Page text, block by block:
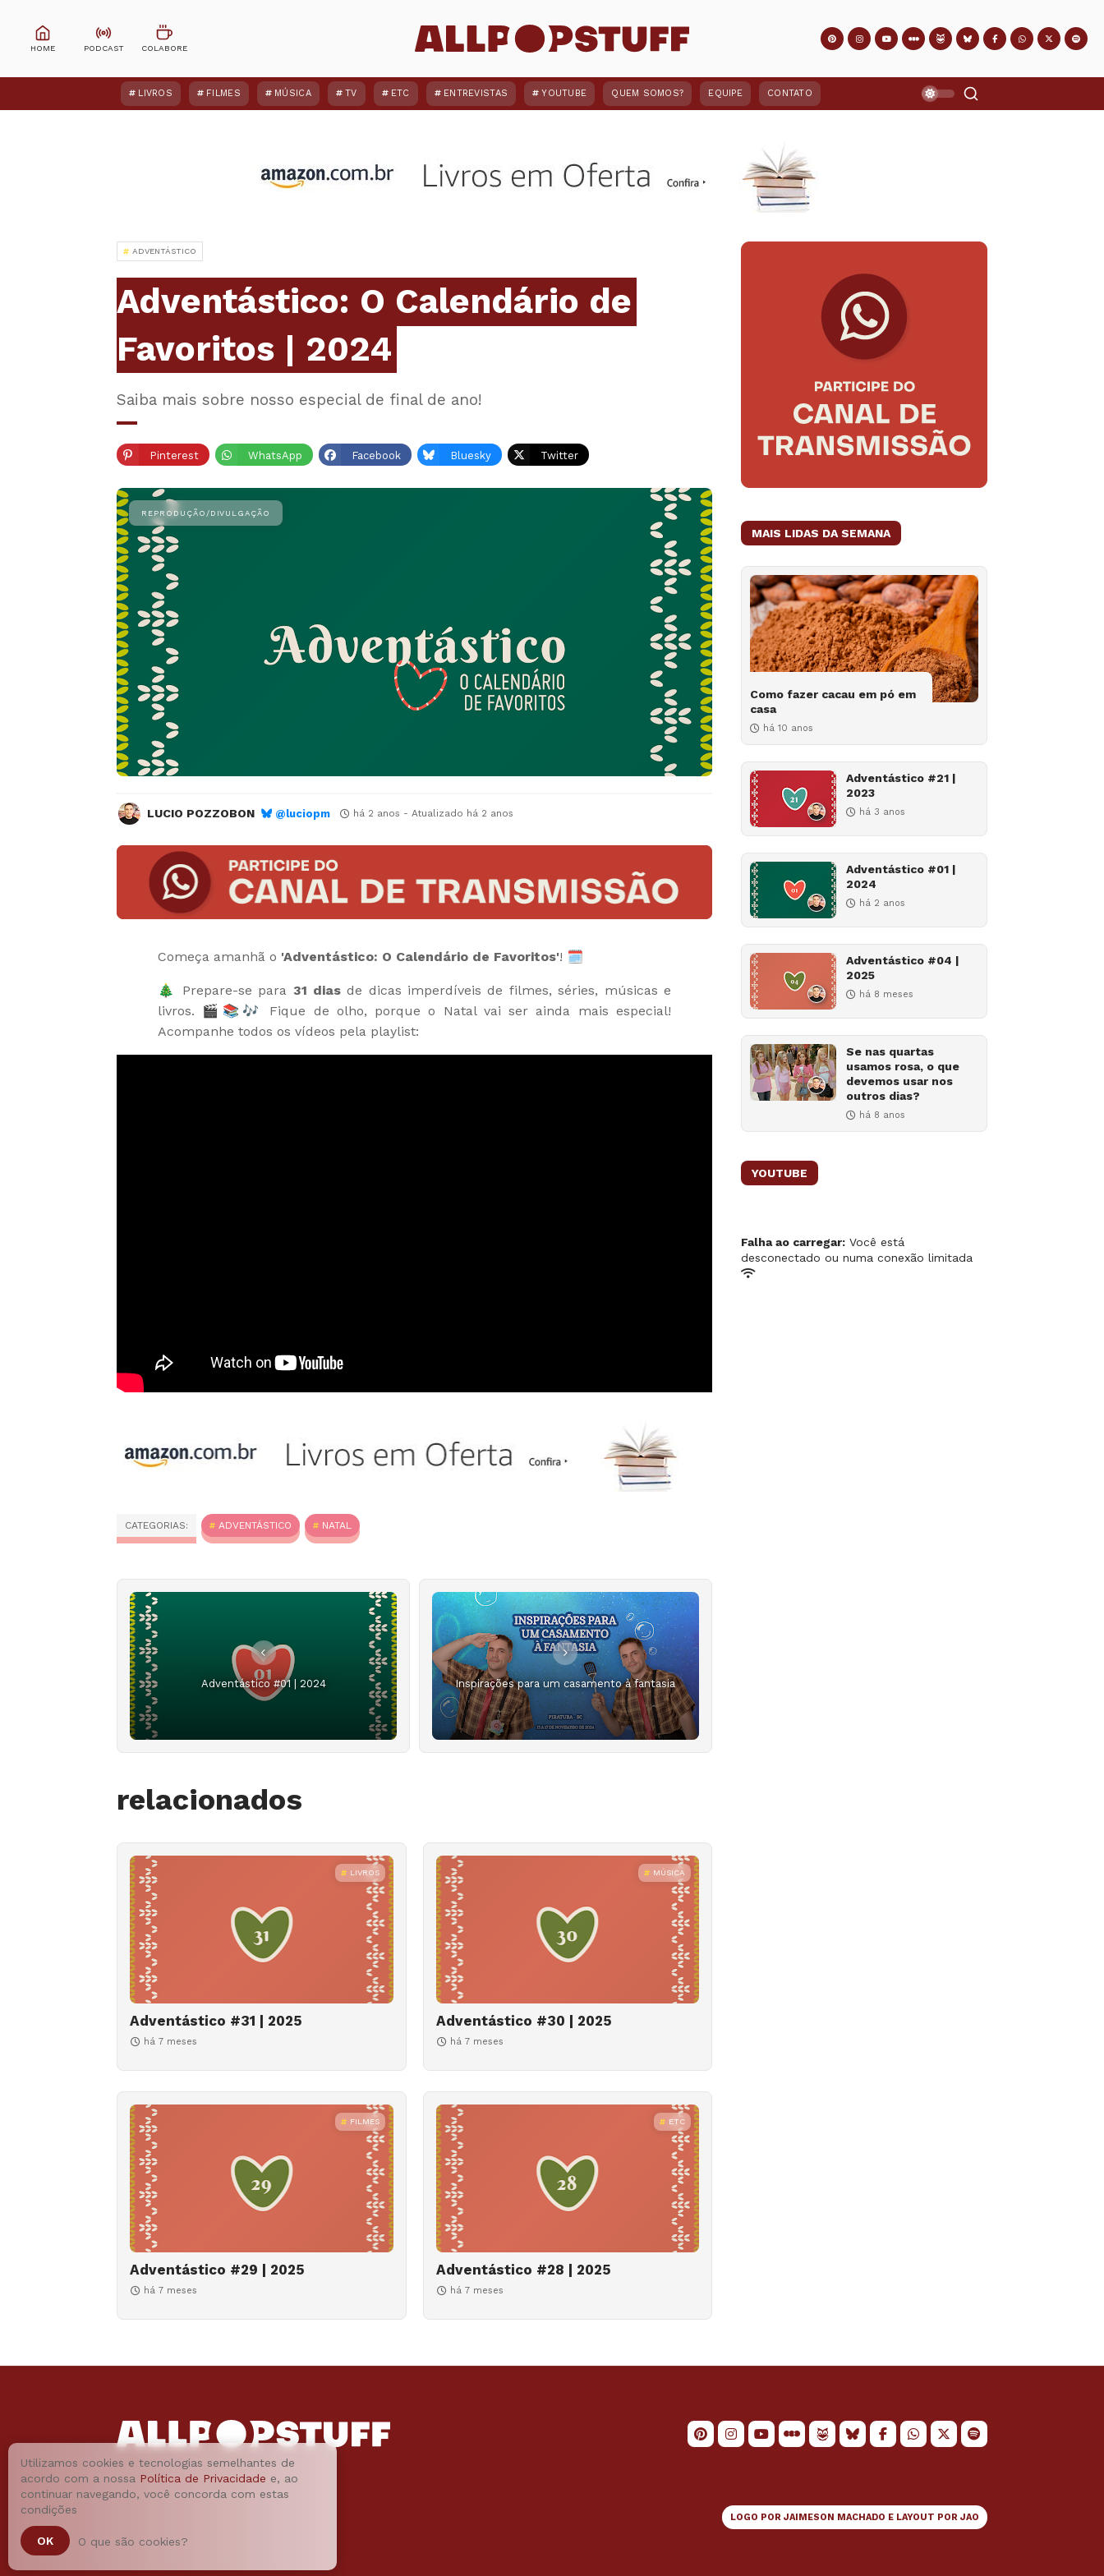
LIVROS FILMES MÚSICA TV ETC ENTREVISTAS YOUTUBE QUEM SOMOS? EQUIPE CONTATO
ADVENTÁSTICO
Adventástico: O Calendário de
Favoritos | 2024
Saiba mais sobre nosso especial de final de ano!
Pinterest WhatsApp Facebook Bluesky Twitter
LUCIO POZZOBON @luciopm há 2 anos - Atualizado há 2 anos
Começa amanhã o 'Adventástico: O Calendário de Favoritos'! 🗓️
🎄 Prepare-se para 31 diasde dicas imperdíveis de filmes, séries, músicas e
livros. 🎬📚🎶 Fique de olho, porque o Natal vai ser ainda mais especial!
Acompanhe todos os vídeos pela playlist:
CATEGORIAS: ADVENTÁSTICO NATAL
Adventástico #01 | 2024 Inspirações para um casamento à fantasia
relacionados
LIVROS
Adventástico #31 | 2025
há 7 meses
MÚSICA
Adventástico #30 | 2025
há 7 meses
FILMES
Adventástico #29 | 2025
há 7 meses
ETC
Adventástico #28 | 2025
há 7 meses
MAIS LIDAS DA SEMANA
Como fazer cacau em pó em
casa
há 10 anos
Adventástico #21 |
2023
há 3 anos
Adventástico #01 |
2024
há 2 anos
Adventástico #04 |
2025
há 8 meses
Se nas quartas
usamos rosa, o que
devemos usar nos
outros dias?
há 8 anos
YOUTUBE
Falha ao carregar: Você está
desconectado ou numa conexão limitada
LOGO POR JAIMESON MACHADO E LAYOUT POR JAO
Utilizamos cookies e tecnologias semelhantes de
acordo com a nossa Política de Privacidade e, ao
continuar navegando, você concorda com estas
condições
OK O que são cookies?